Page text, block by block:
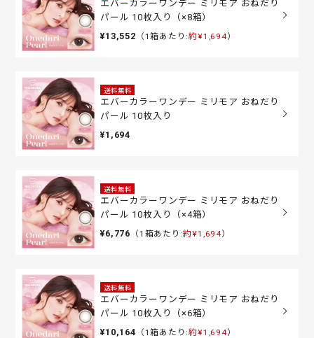
エバーカラーワンデー ミリモア おねだり
パール 10枚入り（×8箱）
¥13,552 （1箱あたり:約¥1,694）
送料無料
エバーカラーワンデー ミリモア おねだり
パール 10枚入り
¥1,694
送料無料
エバーカラーワンデー ミリモア おねだり
パール 10枚入り（×4箱）
¥6,776 （1箱あたり:約¥1,694）
送料無料
エバーカラーワンデー ミリモア おねだり
パール 10枚入り（×6箱）
¥10,164 （1箱あたり:約¥1,694）